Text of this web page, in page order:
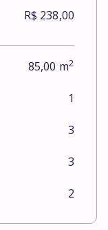
R$ 238,00
85,00 m2
1
3
3
2